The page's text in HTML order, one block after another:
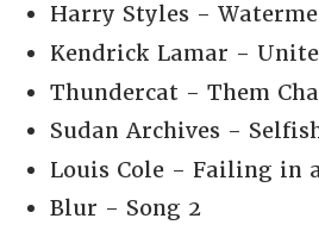
Harry Styles -
Kendrick Lamar -
Thundercat - Them
Sudan Archives -
Louis Cole - Failing in
Blur - Song 2